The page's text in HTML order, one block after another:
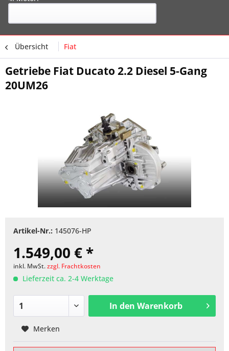
Übersicht Fiat
Getriebe Fiat Ducato 2.2 Diesel 5-Gang
20UM26
Artikel-Nr.: 145076-HP
1.549,00 € *
inkl. MwSt.zzgl. Frachtkosten
Lieferzeit ca. 2-4 Werktage
In den Warenkorb
Merken